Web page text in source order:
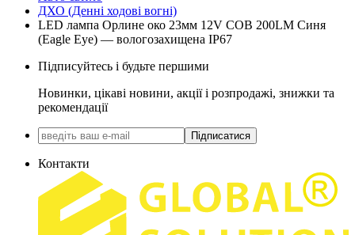
ДХО (Денні ходові вогні)
LED лампа Орлине око 23мм 12V COB 200LM Синя
(Eagle Eye) — вологозахищена IP67
Підписуйтесь і будьте першими
Новинки, цікаві новини, акції і розпродажі, знижки та
рекомендації
Підписатися
Контакти